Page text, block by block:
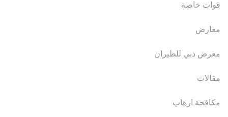
قوات خاصة
معارض
معرض دبي للطيران
مقالات
مكافحة ارهاب